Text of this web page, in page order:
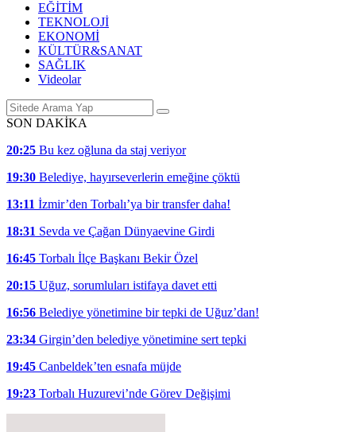
EĞİTİM
TEKNOLOJİ
EKONOMİ
KÜLTÜR&SANAT
SAĞLIK
Videolar
SON DAKİKA
20:25 Bu kez oğluna da staj veriyor
19:30 Belediye, hayırseverlerin emeğine çöktü
13:11 İzmir’den Torbalı’ya bir transfer daha!
18:31 Sevda ve Çağan Dünyaevine Girdi
16:45 Torbalı İlçe Başkanı Bekir Özel
20:15 Uğuz, sorumluları istifaya davet etti
16:56 Belediye yönetimine bir tepki de Uğuz’dan!
23:34 Girgin’den belediye yönetimine sert tepki
19:45 Canbeldek’ten esnafa müjde
19:23 Torbalı Huzurevi’nde Görev Değişimi